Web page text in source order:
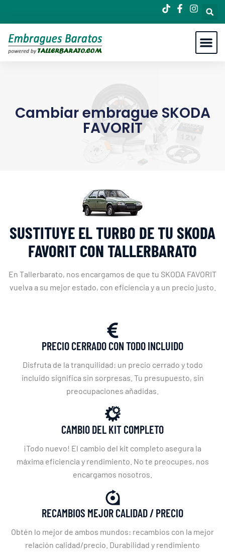
Cambiar embrague SKODA
FAVORIT
SUSTITUYE EL TURBO DE TU SKODA
FAVORIT CON TALLERBARATO
En Tallerbarato, nos encargamos de que tu SKODA FAVORIT
vuelva a su mejor estado, con eficiencia y a un precio justo.
PRECIO CERRADO CON TODO INCLUIDO
Disfruta de la tranquilidad: un precio cerrado y todo
incluido significa sin sorpresas. Tu presupuesto, sin
preocupaciones añadidas.
CAMBIO DEL KIT COMPLETO
¡Todo nuevo! El cambio del kit completo asegura la
máxima eficiencia y rendimiento. No te preocupes, nos
encargamos nosotros.
RECAMBIOS MEJOR CALIDAD / PRECIO
Obtén lo mejor de ambos mundos: recambios con la mejor
relación calidad/precio. Durabilidad y rendimiento